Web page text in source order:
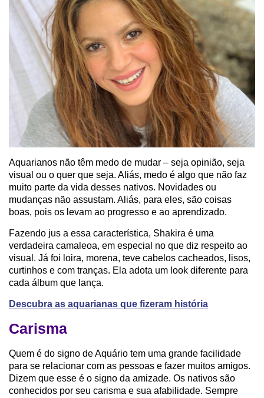
Aquarianos não têm medo de mudar – seja opinião, seja
visual ou o quer que seja. Aliás, medo é algo que não faz
muito parte da vida desses nativos. Novidades ou
mudanças não assustam. Aliás, para eles, são coisas
boas, pois os levam ao progresso e ao aprendizado.
Fazendo jus a essa característica, Shakira é uma
verdadeira camaleoa, em especial no que diz respeito ao
visual. Já foi loira, morena, teve cabelos cacheados, lisos,
curtinhos e com tranças. Ela adota um look diferente para
cada álbum que lança.
Descubra as aquarianas que fizeram história
Carisma
Quem é do signo de Aquário tem uma grande facilidade
para se relacionar com as pessoas e fazer muitos amigos.
Dizem que esse é o signo da amizade. Os nativos são
conhecidos por seu carisma e sua afabilidade. Sempre